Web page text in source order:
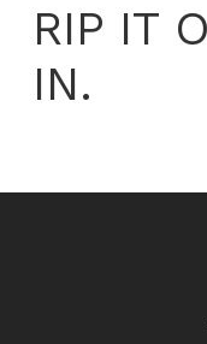
RIP IT
IN.